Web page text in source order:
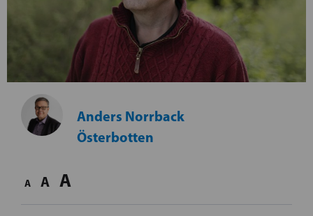
Anders Norrback
Österbotten
A A A